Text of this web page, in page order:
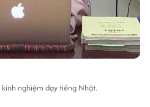
nghiệm dạy tiếng Nhật.